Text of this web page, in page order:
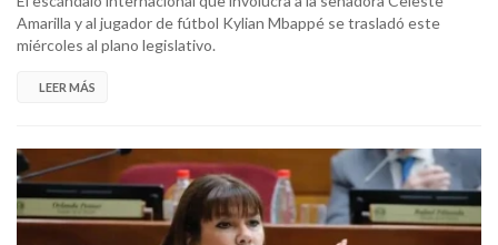
Amarilla y al jugador de fútbol Kylian Mbappé se trasladó este
miércoles al plano legislativo.
LEER MÁS